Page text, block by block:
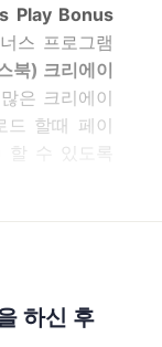
Play Bonus
스 프로그램
북) 크리에이
은 크리에이
드 할때 페이
할 수 있도록
하신 후